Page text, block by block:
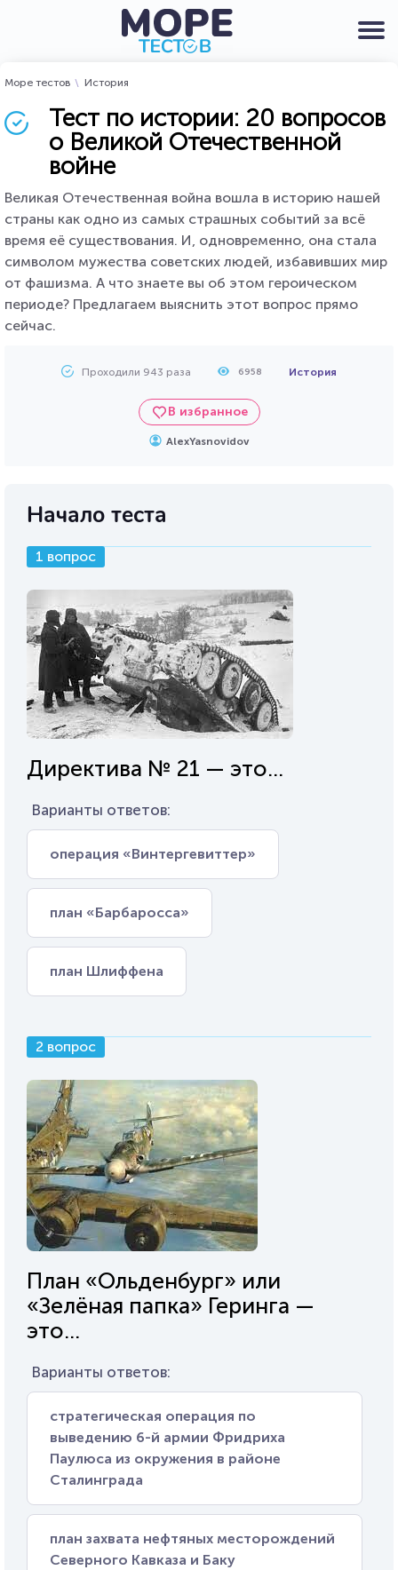
Море тестов История
Тест по истории: 20 вопросов
о Великой Отечественной
войне
Великая Отечественная война вошла в историю нашей
страны как одно из самых страшных событий за всё
время её существования. И, одновременно, она стала
символом мужества советских людей, избавивших мир
от фашизма. А что знаете вы об этом героическом
периоде? Предлагаем выяснить этот вопрос прямо
сейчас.
Проходили 943 раза 6958 История
В избранное
AlexYasnovidov
Начало теста
1 вопрос
Директива № 21 — это...
Варианты ответов:
операция «Винтергевиттер»
план «Барбаросса»
план Шлиффена
2 вопрос
План «Ольденбург» или
«Зелёная папка» Геринга —
это...
Варианты ответов:
стратегическая операция по
выведению 6-й армии Фридриха
Паулюса из окружения в районе
Сталинграда
план захвата нефтяных месторождений
Северного Кавказа и Баку